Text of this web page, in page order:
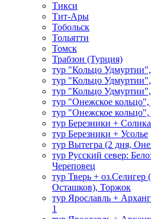
Тикси
Тит-Ары
Тобольск
Тольятти
Томск
Трабзон (Турция)
тур "Кольцо Удмуртии",
тур "Кольцо
тур "Кольцо
тур "Онежское кольцо",
тур "Онежское кольцо",
тур Березники +
тур Березники + Усолье
тур Вытегра (2 дня,
тур Русский север:
Череповец
тур Тверь +
Осташков), Торжок
тур Ярославль +
1